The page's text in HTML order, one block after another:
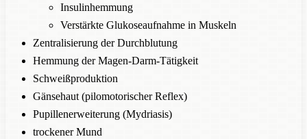
Insulinhemmung
Verstärkte Glukoseaufnahme in Muskeln
Zentralisierung der Durchblutung
Hemmung der Magen-Darm-Tätigkeit
Schweißproduktion
Gänsehaut (pilomotorischer Reflex)
Pupillenerweiterung (Mydriasis)
trockener Mund